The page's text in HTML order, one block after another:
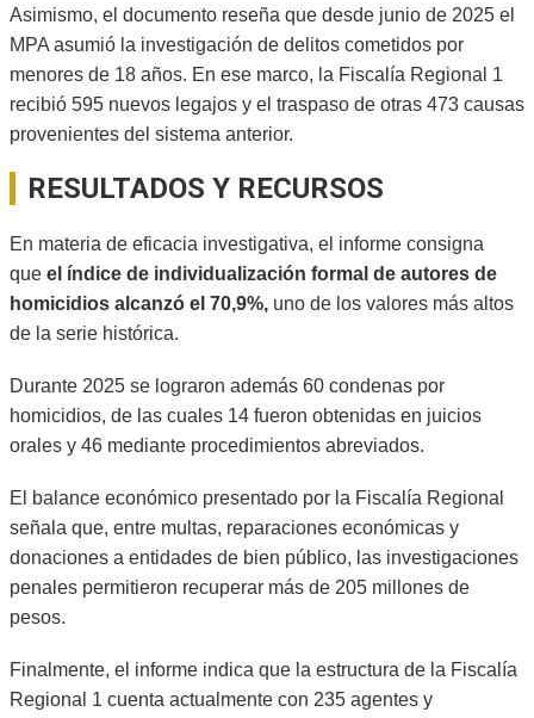
Asimismo, el documento reseña que desde junio de 2025 el
MPA asumió la investigación de delitos cometidos por
menores de 18 años. En ese marco, la Fiscalía Regional 1
recibió 595 nuevos legajos y el traspaso de otras 473 causas
provenientes del sistema anterior.
RESULTADOS Y RECURSOS
En materia de eficacia investigativa, el informe consigna
que el índice de individualización formal de autores de
homicidios alcanzó el 70,9%, uno de los valores más altos
de la serie histórica.
Durante 2025 se lograron además 60 condenas por
homicidios, de las cuales 14 fueron obtenidas en juicios
orales y 46 mediante procedimientos abreviados.
El balance económico presentado por la Fiscalía Regional
señala que, entre multas, reparaciones económicas y
donaciones a entidades de bien público, las investigaciones
penales permitieron recuperar más de 205 millones de
pesos.
Finalmente, el informe indica que la estructura de la Fiscalía
Regional 1 cuenta actualmente con 235 agentes y